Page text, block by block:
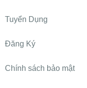
Tuyển Dụng
Đăng Ký
Chính sách bảo mật